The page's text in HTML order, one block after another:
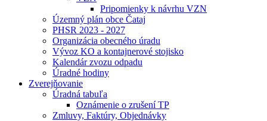
Pripomienky k návrhu VZN
Územný plán obce Čataj
PHSR 2023 - 2027
Organizácia obecného úradu
Vývoz KO a kontajnerové stojisko
Kalendár zvozu odpadu
Úradné hodiny
Zverejňovanie
Úradná tabuľa
Oznámenie o zrušení TP
Zmluvy, Faktúry, Objednávky